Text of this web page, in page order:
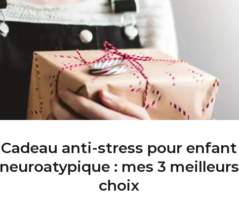
Cadeau anti-stress pour enfant
neuroatypique : mes 3 meilleurs
choix